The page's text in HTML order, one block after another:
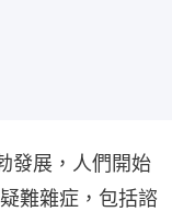
發展，人們開始
難雜症，包括諮